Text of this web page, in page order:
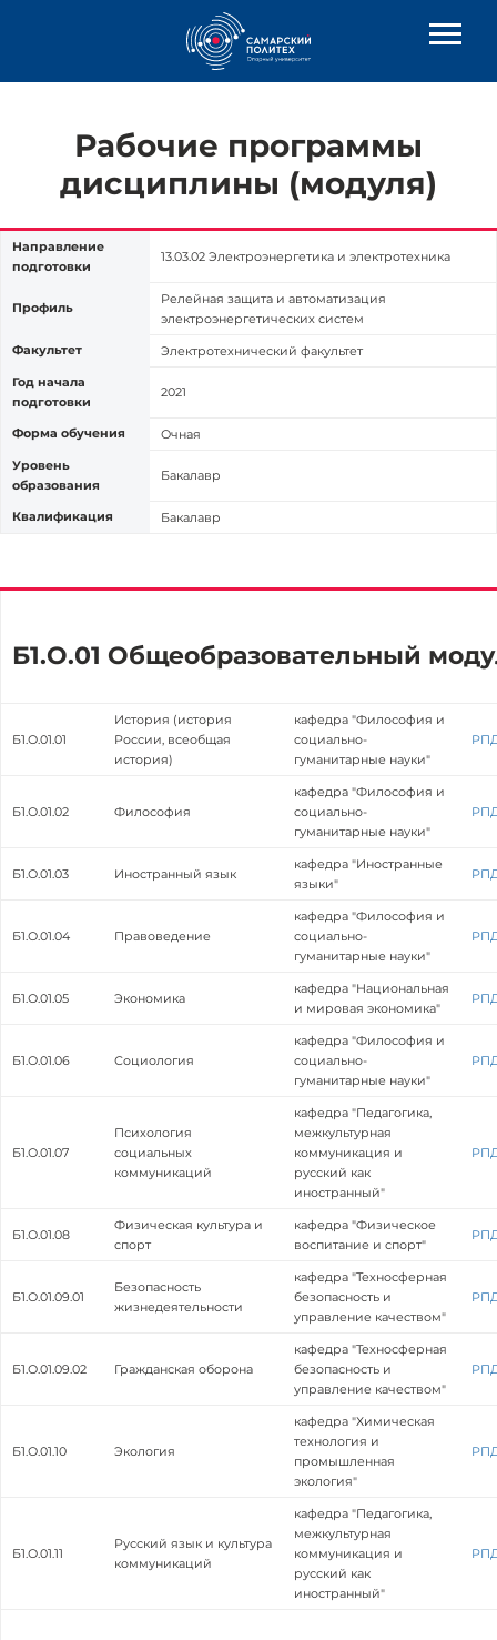
Рабочие программы
дисциплины (модуля)
Направление
подготовки
13.03.02 Электроэнергетика и электротехника
Профиль
Релейная защита и автоматизация
электроэнергетических систем
Факультет
Электротехнический факультет
Год начала
подготовки
2021
Форма обучения
Очная
Уровень
образования
Бакалавр
Квалификация Бакалавр
Б1.О.01 Общеобразовательный
Б1.О.01.01
История (история
России, всеобщая
история)
кафедра "Философия и
социально-
гуманитарные науки"
Б1.О.01.02 Философия
кафедра "Философия и
социально-
гуманитарные науки"
Б1.О.01.03 Иностранный язык
кафедра "Иностранные
языки"
Б1.О.01.04 Правоведение
кафедра "Философия и
социально-
гуманитарные науки"
Б1.О.01.05 Экономика
кафедра "Национальная
и мировая экономика"
Б1.О.01.06 Социология
кафедра "Философия и
социально-
гуманитарные науки"
Б1.О.01.07
Психология
социальных
коммуникаций
кафедра "Педагогика,
межкультурная
коммуникация и
русский как
иностранный"
Б1.О.01.08
Физическая культура и
спорт
кафедра "Физическое
воспитание и спорт"
Б1.О.01.09.01
Безопасность
жизнедеятельности
кафедра "Техносферная
безопасность и
управление качеством"
Б1.О.01.09.02 Гражданская оборона
кафедра "Техносферная
безопасность и
управление качеством"
Б1.О.01.10 Экология
кафедра "Химическая
технология и
промышленная
экология"
Б1.О.01.11
Русский язык и культура
коммуникаций
кафедра "Педагогика,
межкультурная
коммуникация и
русский как
иностранный"